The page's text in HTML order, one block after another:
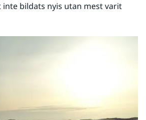
bildats nyis utan mest varit